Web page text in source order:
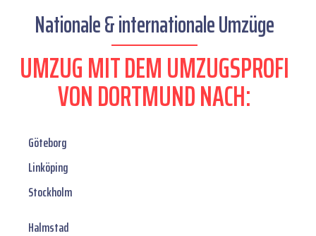
Nationale & internationale Umzüge
UMZUG MIT DEM UMZUGSPROFI
VON DORTMUND NACH:
Göteborg
Linköping
Stockholm
Halmstad